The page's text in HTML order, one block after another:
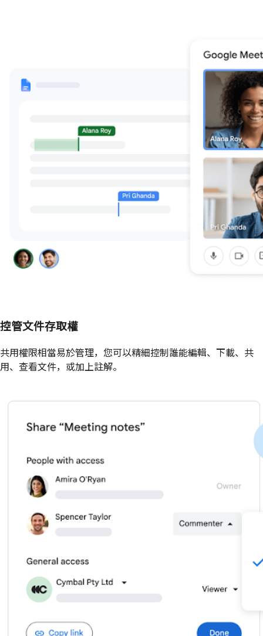
控管文件存取權
共用權限相當易於管理，您可以精細控制誰能編輯、下載、共
用、查看文件，或加上註解。